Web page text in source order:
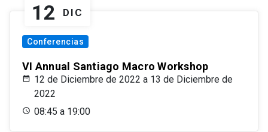
12 DIC
Conferencias
VI Annual Santiago Macro Workshop
12 de Diciembre de 2022 a 13 de Diciembre de
2022
08:45 a 19:00